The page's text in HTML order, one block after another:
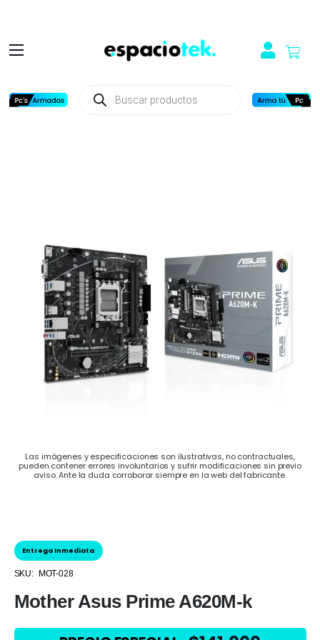
productos
Las imágenes y especificaciones son ilustrativas, no contractuales,
pueden contener errores involuntarios y sufrir modificaciones sin previo
aviso. Ante la duda corroborar siempre en la web del fabricante.
Entrega Inmediata
SKU: MOT-028
Mother Asus Prime A620M-k